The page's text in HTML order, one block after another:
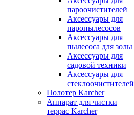
пароочистителей
Аксессуары для
паропылесосов
Аксессуары для
пылесоса для золы
Аксессуары для
садовой техники
Аксессуары для
стеклоочистителей
Полотер Karcher
Аппарат для чистки
террас Karcher